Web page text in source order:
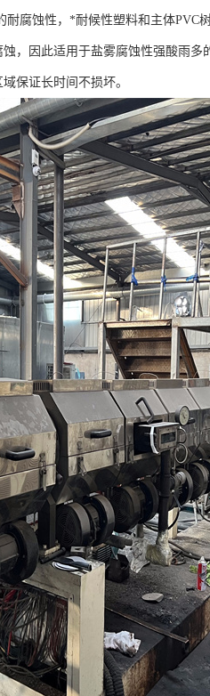
腐蚀性，*耐候性塑料和主体PVC
，因此适用于盐雾腐蚀性强酸雨多
保证长时间不损坏。